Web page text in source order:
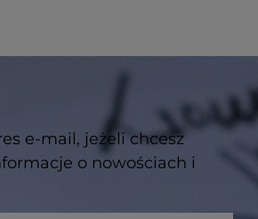
e-mail, jeżeli chcesz
o nowościach i